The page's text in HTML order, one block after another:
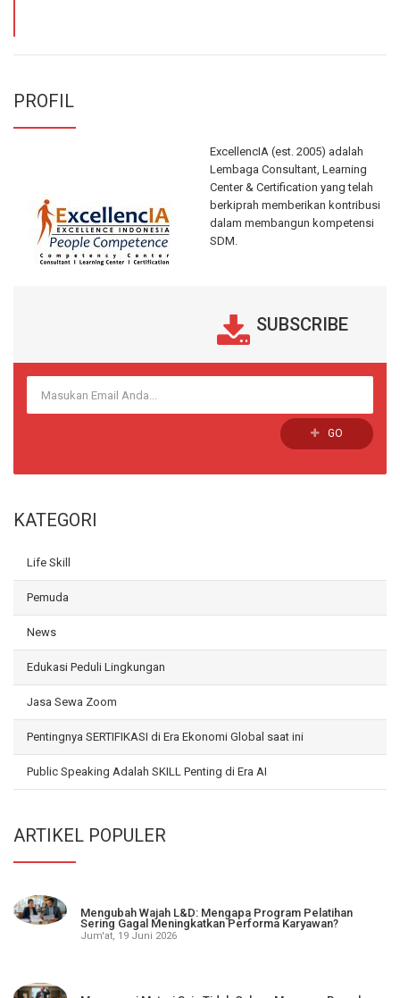
PROFIL
ExcellencIA (est. 2005) adalah
Lembaga Consultant, Learning
Center & Certification yang telah
berkiprah memberikan kontribusi
dalam membangun kompetensi
SDM.
SUBSCRIBE
GO
KATEGORI
Life Skill
Pemuda
News
Edukasi Peduli Lingkungan
Jasa Sewa Zoom
Pentingnya SERTIFIKASI di Era Ekonomi Global saat ini
Public Speaking Adalah SKILL Penting di Era AI
ARTIKEL POPULER
Mengubah Wajah L&D: Mengapa Program Pelatihan
Sering Gagal Meningkatkan Performa Karyawan?
Jum'at, 19 Juni 2026